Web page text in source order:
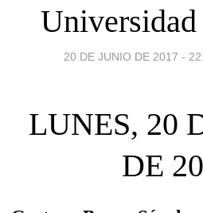
Universidad
20 DE JUNIO DE 2017 -
LUNES, 20
DE